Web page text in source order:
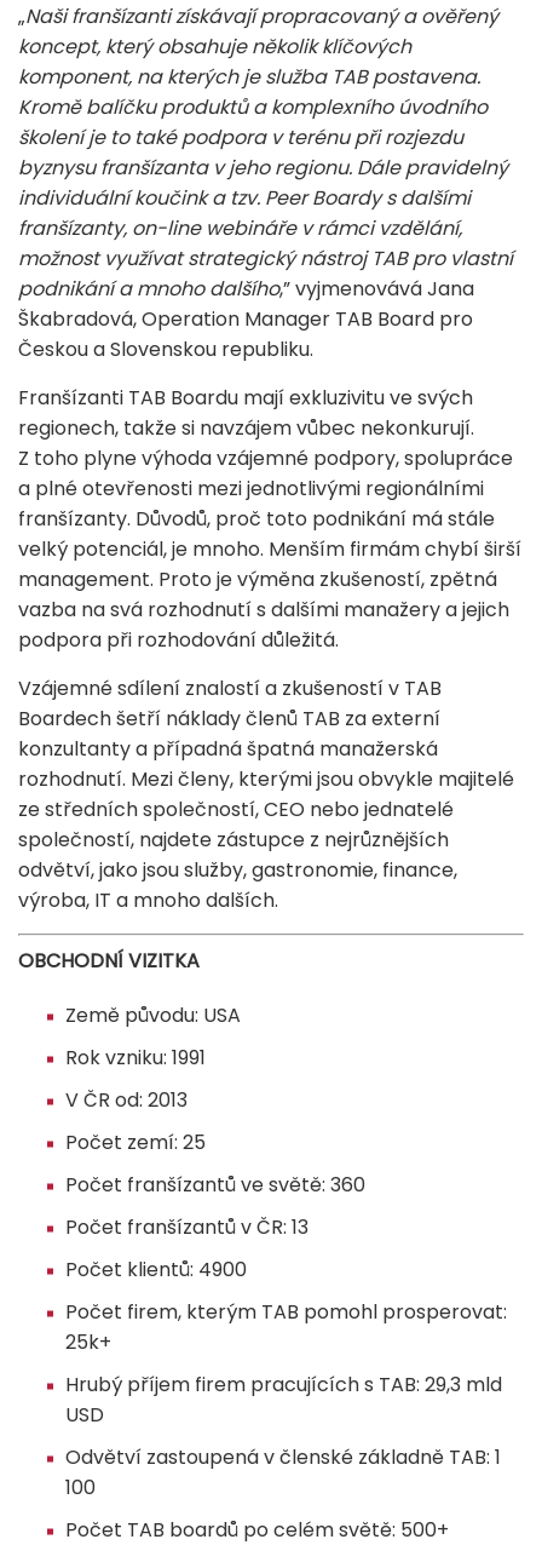
„Naši franšízantizískávají propracovaný a ověřený
koncept, který obsahuje několik klíčových
komponent, na kterých je služba TAB postavena.
Kromě balíčku produktů a komplexního úvodního
školení je to také podpora v terénu při rozjezdu
byznysu franšízanta v jeho regionu. Dále pravidelný
individuální koučink a tzv. Peer Boardy s dalšími
franšízanty, on-line webináře v rámci vzdělání,
možnost využívat strategický nástroj TAB pro vlastní
podnikání a mnoho dalšího,” vyjmenovává Jana
Škabradová, Operation Manager TAB Board pro
Českou a Slovenskou republiku.
Franšízanti TAB Boardu mají exkluzivitu ve svých
regionech, takže si navzájem vůbec nekonkurují.
Z toho plyne výhoda vzájemné podpory, spolupráce
a plné otevřenosti mezi jednotlivými regionálními
franšízanty. Důvodů, proč toto podnikání má stále
velký potenciál, je mnoho. Menším firmám chybí širší
management. Proto je výměna zkušeností, zpětná
vazba na svá rozhodnutí s dalšími manažery a jejich
podpora při rozhodování důležitá.
Vzájemné sdílení znalostí a zkušeností v TAB
Boardech šetří náklady členů TAB za externí
konzultanty a případná špatná manažerská
rozhodnutí. Mezi členy, kterými jsou obvykle majitelé
ze středních společností, CEO nebo jednatelé
společností, najdete zástupce z nejrůznějších
odvětví, jako jsou služby, gastronomie, finance,
výroba, IT a mnoho dalších.
OBCHODNÍ VIZITKA
Země původu: USA
Rok vzniku: 1991
V ČR od: 2013
Počet zemí: 25
Počet franšízantů ve světě: 360
Počet franšízantů v ČR: 13
Počet klientů: 4900
Počet firem, kterým TAB pomohl prosperovat:
25k+
Hrubý příjem firem pracujících s TAB: 29,3 mld
USD
Odvětví zastoupená v členské základně TAB: 1
100
Počet TAB boardů po celém světě: 500+